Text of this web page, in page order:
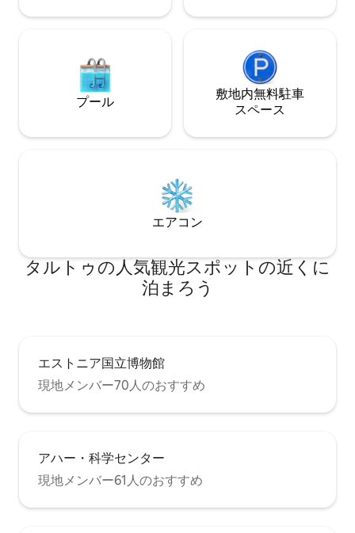
プール
敷地内無料駐⁠車
ス⁠ペ⁠ー⁠ス
エアコン
タルトゥの人気観光スポットの近くに
泊まろう
エストニア国立博物館
現地メンバー70人のおすすめ
アハー・科学センター
現地メンバー61人のおすすめ